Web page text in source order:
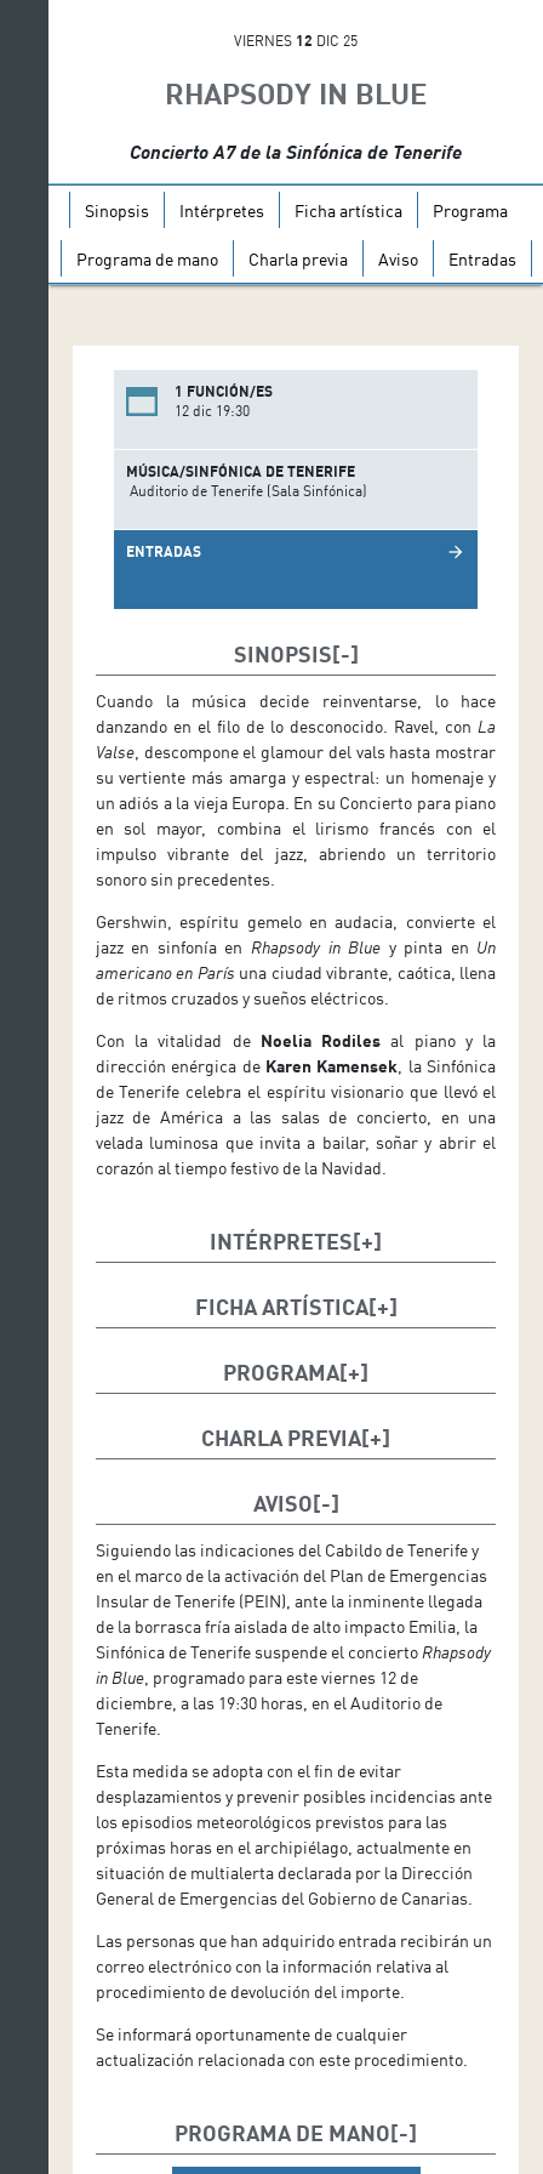
VIERNES 12 DIC 25
RHAPSODY IN BLUE
Concierto A7 de la Sinfónica de Tenerife
Sinopsis Intérpretes Ficha artística Programa
Programa de mano Charla previa Aviso Entradas
1 FUNCIÓN/ES
12 dic 19:30
MÚSICA/SINFÓNICA DE TENERIFE
Auditorio de Tenerife (Sala Sinfónica)
ENTRADAS arrow_forward
SINOPSIS
Cuando la música decide reinventarse, lo hace
danzando en el filo de lo desconocido. Ravel, con La
Valse, descompone el glamour del vals hasta mostrar
su vertiente más amarga y espectral: un homenaje y
un adiós a la vieja Europa. En su Concierto para piano
en sol mayor, combina el lirismo francés con el
impulso vibrante del jazz, abriendo un territorio
sonoro sin precedentes.
Gershwin, espíritu gemelo en audacia, convierte el
jazz en sinfonía en Rhapsody in Blue y pinta en Un
americano en París una ciudad vibrante, caótica, llena
de ritmos cruzados y sueños eléctricos.
Con la vitalidad deNoelia Rodiles al piano y la
dirección enérgica de Karen Kamensek , la Sinfónica
de Tenerife celebra el espíritu visionario que llevó el
jazz de América a las salas de concierto, en una
velada luminosa que invita a bailar, soñar y abrir el
corazón al tiempo festivo de la Navidad.
INTÉRPRETES
KAREN KAMENSEK
DIRECTORA
NOELIA RODILES
FICHA ARTÍSTICA
Solista: Noelia Rodiles (piano)
PROGRAMA
La valse , poema coreográfico (1920)
Concierto para piano en sol mayor (1931)
Allegramente
Adagio assai
Presto
—Pausa—
George Gershwin (1898 – 1937)
Rhapsody in blue(orq. Grofé 1942)
CHARLA PREVIA
concierto a las 18:30 horas en la Sala Avenida (en el
hall del Auditorio) a cargo de Cristina Arnay, de la
Asociación Tinerfeña de Amigos de la Música
(ATADEM). La entrada es libre hasta completar el
aforo.
AVISO
Siguiendo las indicaciones del Cabildo de Tenerife y
en el marco de la activación del Plan de Emergencias
Insular de Tenerife (PEIN), ante la inminente llegada
de la borrasca fría aislada de alto impacto Emilia, la
Sinfónica de Tenerife suspende el concierto Rhapsody
in Blue, programado para este viernes 12 de
diciembre, a las 19:30 horas, en el Auditorio de
Tenerife.
Esta medida se adopta con el fin de evitar
desplazamientos y prevenir posibles incidencias ante
los episodios meteorológicos previstos para las
próximas horas en el archipiélago, actualmente en
situación de multialerta declarada por la Dirección
General de Emergencias del Gobierno de Canarias.
Las personas que han adquirido entrada recibirán un
correo electrónico con la información relativa al
procedimiento de devolución del importe.
Se informará oportunamente de cualquier
actualización relacionada con este procedimiento.
PROGRAMA DE MANO